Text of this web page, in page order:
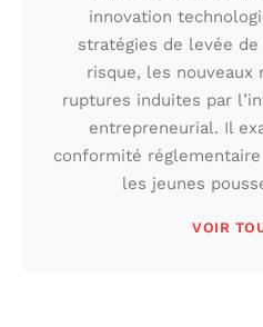
innovation
stratégies de levée
risque, les nouveaux
ruptures induites par
entrepreneurial. Il
conformité
les jeunes
VOIR